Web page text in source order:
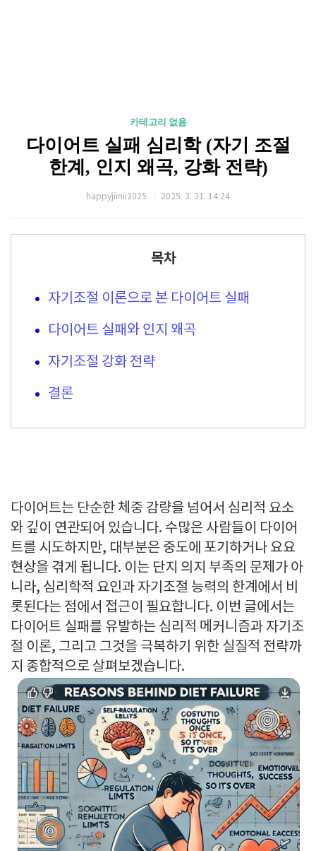
카테고리 없음
다이어트 실패 심리학 (자기 조절
한계, 인지 왜곡, 강화 전략)
happyjiinii2025 2025. 3. 31. 14:24
목차
자기조절 이론으로 본 다이어트 실패
다이어트 실패와 인지 왜곡
자기조절 강화 전략
결론
다이어트는 단순한 체중 감량을 넘어서 심리적 요소
와 깊이 연관되어 있습니다. 수많은 사람들이 다이어
트를 시도하지만, 대부분은 중도에 포기하거나 요요
현상을 겪게 됩니다. 이는 단지 의지 부족의 문제가 아
니라, 심리학적 요인과 자기조절 능력의 한계에서 비
롯된다는 점에서 접근이 필요합니다. 이번 글에서는
다이어트 실패를 유발하는 심리적 메커니즘과 자기조
절 이론, 그리고 그것을 극복하기 위한 실질적 전략까
지 종합적으로 살펴보겠습니다.